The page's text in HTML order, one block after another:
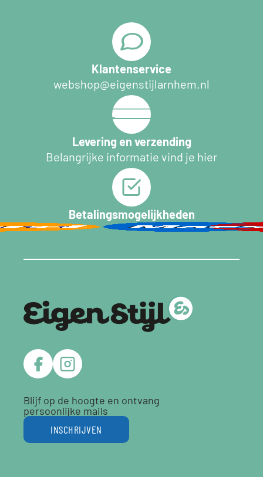
Klantenservice
webshop@eigenstijlarnhem.nl
Levering en verzending
Belangrijke informatie vind je hier
Betalingsmogelijkheden
Blijf op de hoogte en ontvang
persoonlijke mails
INSCHRIJVEN